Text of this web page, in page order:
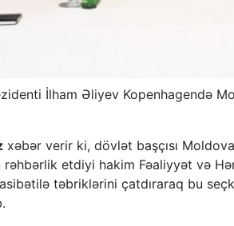
İlham Əliyev Kopenhagendə
xəbər verir ki, dövlət başçısı
rəhbərlik etdiyi hakim Fəaliyyət və
təbriklərini çatdıraraq bu